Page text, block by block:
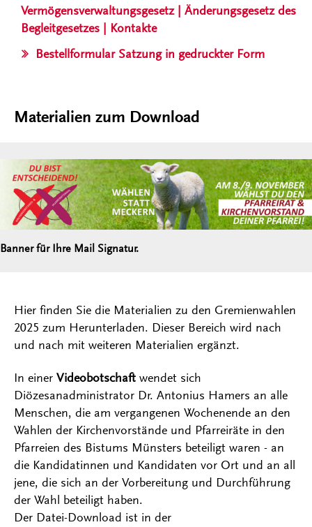
Vermögensverwaltungsgesetz | Änderungsgesetz des
Begleitgesetzes | Kontakte
Bestellformular Satzung in gedruckter Form
Materialien zum Download
Banner für Ihre Mail Signatur.
Hier finden Sie die Materialien zu den Gremienwahlen
2025 zum Herunterladen. Dieser Bereich wird nach
und nach mit weiteren Materialien ergänzt.
In einer Videobotschaft wendet sich
Diözesanadministrator Dr. Antonius Hamers an alle
Menschen, die am vergangenen Wochenende an den
Wahlen der Kirchenvorstände und Pfarreiräte in den
Pfarreien des Bistums Münsters beteiligt waren - an
die Kandidatinnen und Kandidaten vor Ort und an all
jene, die sich an der Vorbereitung und Durchführung
der Wahl beteiligt haben.
Der Datei-Download ist in der